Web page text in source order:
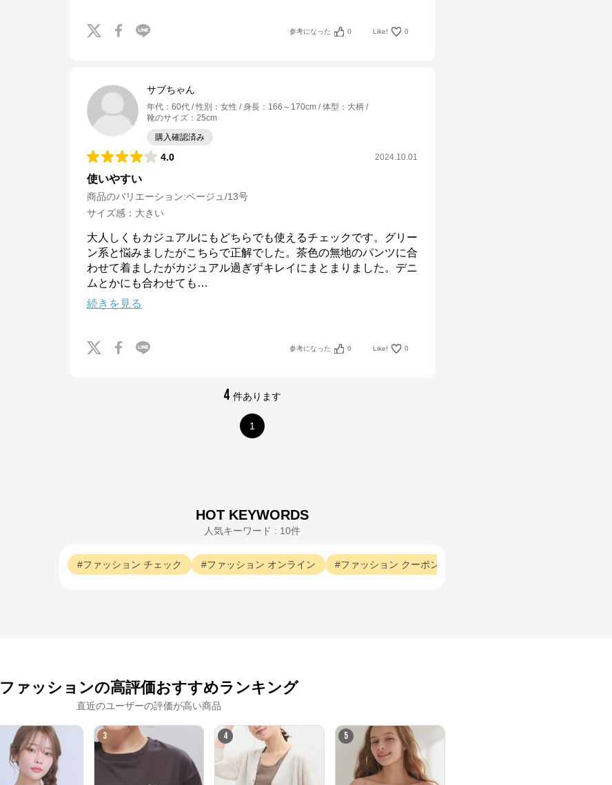
参考になった 0 Like! 0
サブちゃん
年代 ： 60代 性別 ： 女性 身長 ： 166～170cm 体型 ： 大柄
靴のサイズ ： 25cm
購入確認済み
4.0 2024.10.01
使いやすい
商品のバリエーション:ベージュ/13号
サイズ感 ： 大きい
大人しくもカジュアルにもどちらでも使えるチェックです。グリー
ン系と悩みましたがこちらで正解でした。茶色の無地のパンツに合
わせて着ましたがカジュアル過ぎずキレイにまとまりました。デニ
ムとかにも合わせても …
続きを見る
参考になった 0 Like! 0
4 件あります
1
HOT KEYWORDS
人気キーワード : 10件
ファッション チェック ファッション オンライン ファッション クーポン
ファッションの高評価おすすめランキング
直近のユーザーの評価が高い商品
3 4 5
クロスプラス オンラインストア
N.O.R.C (ノーク)、JUNKO SHIMADA (ジュンコシマダ) 、ATSURO TAYAMA
（アツロウ タヤマ）、
ALPHA CUBIC (アルファーキュービック)、DECOY (デコイ)、Petit Honfleur
(プチオンフルール)、
DERMASHARE (ダーマシェア)など、20 代～ 40 代の大人女子ブランドを中
心に、多くの人気ブランドをラインナップ。
レディースファッションを中心に、ライフスタイルを豊かにするオリジナルア
イテムをご提案します。